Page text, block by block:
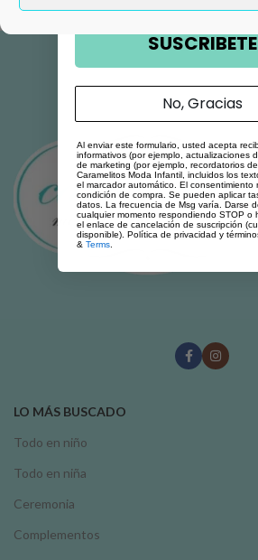
LO MÁS BUSCADO
Todo en niño
Todo en niña
Ceremonia
Complementos
SUSCRIBETE
No, Gracias
Al enviar este formulario, usted acepta
informativos (por ejemplo, actualizaciones
de marketing (por ejemplo, recordatorios
Caramelitos Moda Infantil, incluidos los
el marcador automático. El consentimiento
condición de compra. Se pueden aplicar
datos. La frecuencia de Msg varía. Darse
cualquier momento respondiendo STOP o
el enlace de cancelación de suscripción
disponible). Política de privacidad y
& Terms